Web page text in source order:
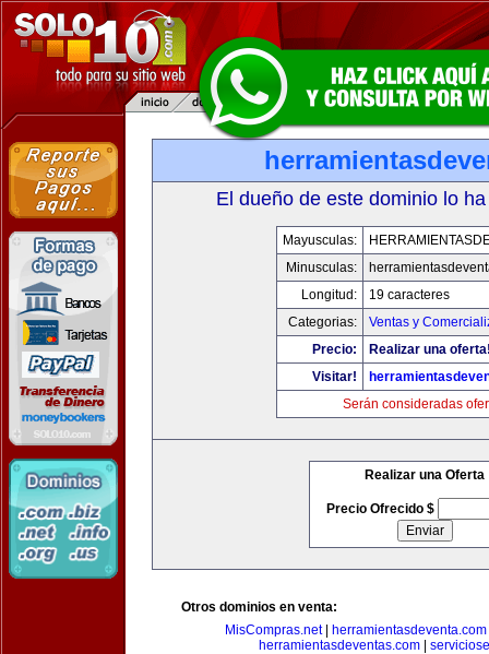
El dueño de este dominio lo
Mayusculas:
Minusculas:
Longitud:
19 caracteres
Categorias:
Ventas y
Precio:
Realizar una
Visitar!
Serán consideradas
Realizar una Oferta
Precio Ofrecido $
Otros dominios en venta:
MisCompras.net| herramientasdeventa.com
herramientasdeventas.com|